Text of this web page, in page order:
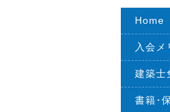
Home
入会メ
建築士
書籍･